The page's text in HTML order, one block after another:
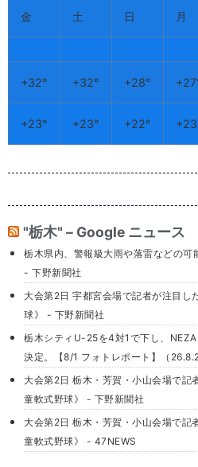
金 土 日 月
+32° +32° +28° +
+23° +23° +22° +
"栃木" – Google ニュース
栃木県内、警報級大雨や落雷などの
- 下野新聞社
大会第2日 宇都宮会場で記者が注目し
球》 - 下野新聞社
栃木シティU-25を4対1で下し、
決定。【8/1 フォトレポート】（
大会第2日 栃木・芳賀・小山会場で記
童軟式野球》 - 下野新聞社
大会第2日 栃木・芳賀・小山会場で記
童軟式野球》 - 47NEWS